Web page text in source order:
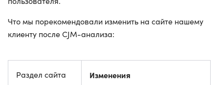
Что мы порекомендовали изменить на сайте нашему
клиенту после CJM-анализа:
Раздел сайта Изменения